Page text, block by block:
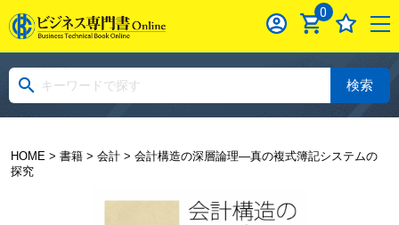
0
検索
HOME> 書籍> 会計> 会計構造の深層論理―真の複式簿記システムの
探究